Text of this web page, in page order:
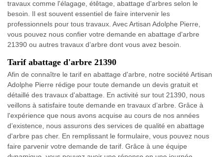
travaux comme l'élagage, étêtage, abattage d'arbres selon le
besoin. Il est souvent essentiel de faire intervenir les
professionnels pour tous travaux. Avec Artisan Adolphe Pierre,
vous pouvez nous confier votre demande en abattage d'arbre
21390 ou autres travaux d’arbre dont vous avez besoin.
Tarif abattage d'arbre 21390
Afin de connaître le tarif en abattage d'arbre, notre société Artisan
Adolphe Pierre rédige pour toute demande un devis gratuit et
détaillé des travaux d'abattage. En activité sur tout 21390, nous
veillons à satisfaire toute demande en travaux d’arbre. Grâce à
l'expérience que nous avons acquise au cours de nos années
d’existence, nous assurons des services de qualité en abattage
d'arbre pas cher. En remplissant le formulaire, vous pouvez nous
faire parvenir votre demande de tarif. Grâce à une équipe